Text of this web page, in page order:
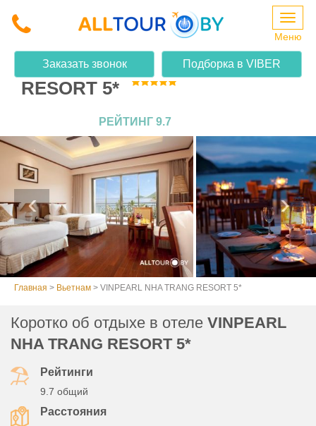
Меню
Заказать звонок Подборка в VIBER
VINPEARL NHA TRANG
RESORT 5*
РЕЙТИНГ 9.7
Главная > Вьетнам > VINPEARL NHA TRANG RESORT 5*
Коротко об отдыхе в отеле VINPEARL
NHA TRANG RESORT 5*
Рейтинги
9.7 общий
Расстояния